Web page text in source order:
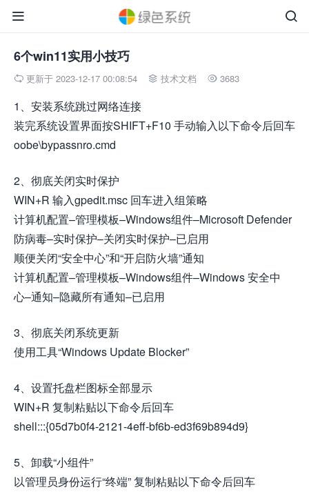


6个win11实用小技巧
 更新于 2023-12-17 00:08:54  技术文档  3683
1、安装系统跳过网络连接
装完系统设置界面按SHIFT+F10 手动输入以下命令后回车
oobe\bypassnro.cmd‬
2、彻底关闭实时保护
WIN+R 输入gpedit.msc 回车进入组策略
计算机配置–管理模板–Windows组件–Microsoft Defender
防病毒–实时保护–关闭实时保护–已启用
顺便关闭“安全中心”和“开启防火墙”通知
计算机配置–管理模板–Windows组件–Windows 安全中
心–通知–隐藏所有通知–已启用
3、彻底关闭系统更新
使用工具“Windows Update Blocker”
4、设置托盘栏图标全部显示
WIN+R 复制粘贴以下命令后回车
shell:::{05d7b0f4-2121-4eff-bf6b-ed3f69b894d9}
5、卸载“小组件”
以管理员身份运行“终端” 复制粘贴以下命令后回车